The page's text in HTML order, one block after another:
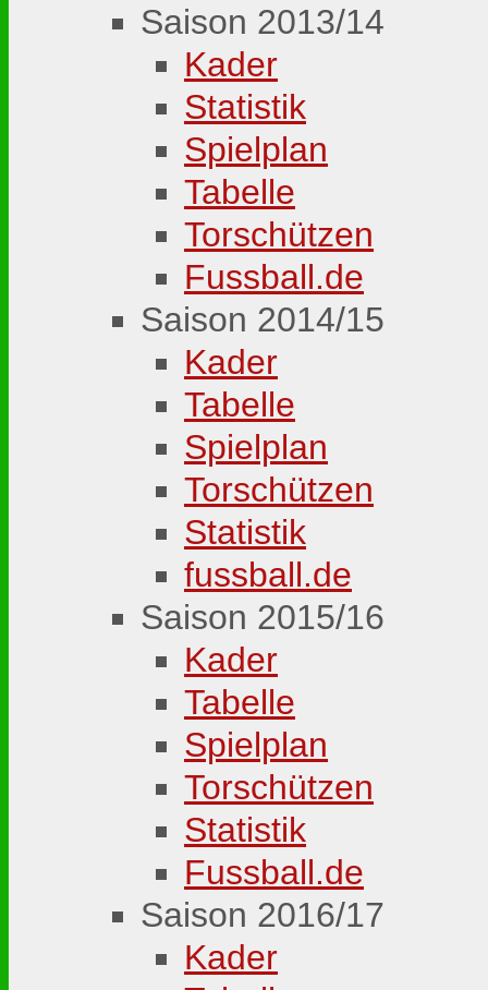
Saison 2013/14
Kader
Statistik
Spielplan
Tabelle
Torschützen
Fussball.de
Saison 2014/15
Kader
Tabelle
Spielplan
Torschützen
Statistik
fussball.de
Saison 2015/16
Kader
Tabelle
Spielplan
Torschützen
Statistik
Fussball.de
Saison 2016/17
Kader